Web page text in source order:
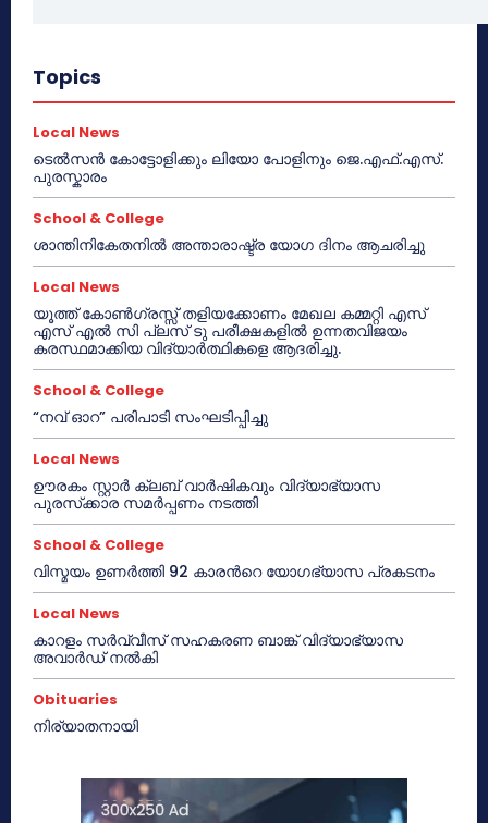
Topics
Local News
ടെൽസൻ കോട്ടോളിക്കും ലിയോ പോളിനും ജെ.എഫ്.എസ്.
പുരസ്കാരം
School & College
ശാന്തിനികേതനിൽ അന്താരാഷ്ട്ര യോഗ ദിനം ആചരിച്ചു
Local News
യൂത്ത് കോൺഗ്രസ്സ് തളിയക്കോണം മേഖല കമ്മറ്റി എസ്
എസ് എൽ സി പ്ലസ് ടു പരീക്ഷകളിൽ ഉന്നതവിജയം
കരസ്ഥമാക്കിയ വിദ്യാർത്ഥികളെ ആദരിച്ചു.
School & College
“നവ് ഓറ” പരിപാടി സംഘടിപ്പിച്ചു
Local News
ഊരകം സ്റ്റാർ ക്ലബ് വാർഷികവും വിദ്യാഭ്യാസ
പുരസ്‌ക്കാര സമർപ്പണം നടത്തി
School & College
വിസ്മയം ഉണർത്തി 92 കാരൻറെ യോഗഭ്യാസ പ്രകടനം
Local News
കാറളം സർവ്വീസ് സഹകരണ ബാങ്ക് വിദ്യാഭ്യാസ
അവാർഡ് നൽകി
Obituaries
നിര്യാതനായി